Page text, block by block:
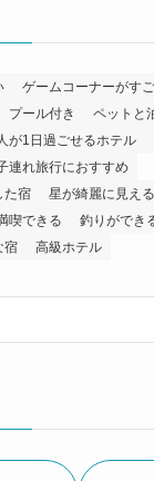
ゲームコーナーがす
プール付き
ペットと
が1日過ごせるホテル
連れ旅行におすすめ
た宿
星が綺麗に見える
喫できる 釣りができ
宿
高級ホテル